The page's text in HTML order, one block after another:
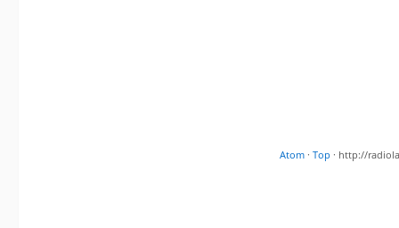
Atom · Top · http://